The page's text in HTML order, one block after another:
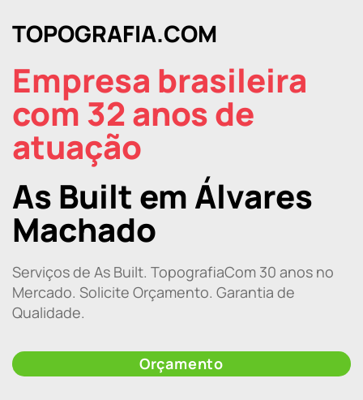
TOPOGRAFIA.COM
Empresa brasileira
com 32 anos de
atuação
As Built em Álvares
Machado
Serviços de As Built. TopografiaCom 30 anos no
Mercado. Solicite Orçamento. Garantia de
Qualidade.
Orçamento